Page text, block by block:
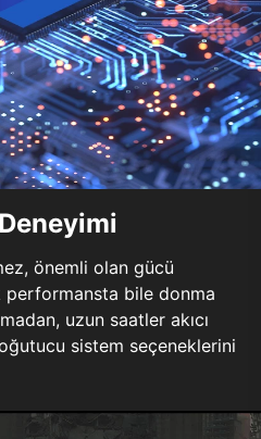
önemli olan gücü
performansta bile donma
uzun saatler akıcı
sistem seçeneklerini